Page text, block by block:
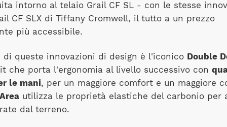
intorno al telaio Grail CF SL - con le stesse
CF SLX di Tiffany Cromwell, il tutto a un prezzo
più accessibile.
di queste innovazioni di design è l'iconico Double
che porta l'ergonomia al livello successivo con
le mani, per un maggiore comfort e un maggiore
utilizza le proprietà elastiche del carbonio per
dal terreno.